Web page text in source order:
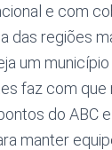
e com
das regiões
um
faz com
do ABC
manter